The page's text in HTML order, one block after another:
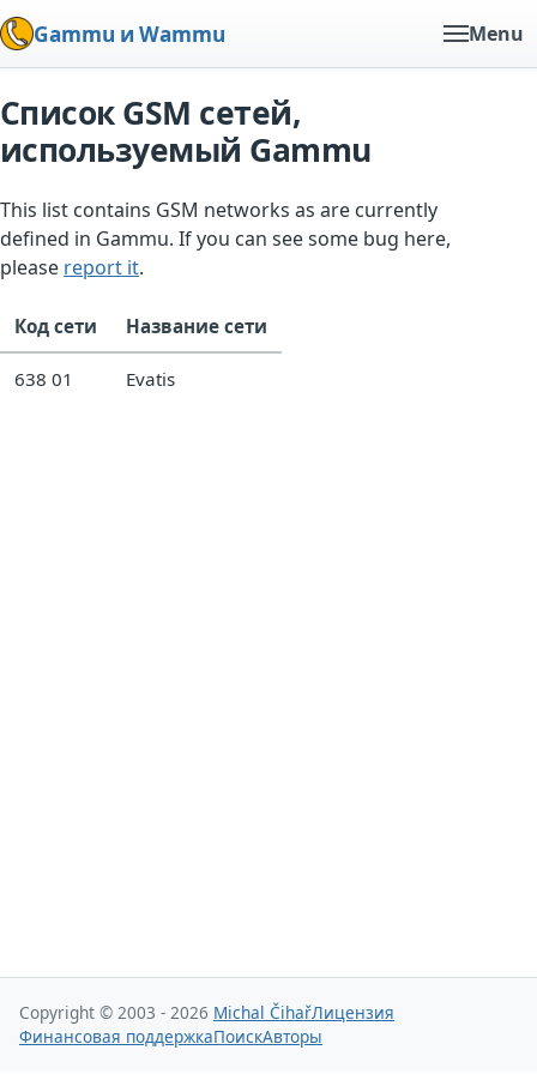
Gammu и Wammu Menu
Список GSM сетей,
используемый Gammu
This list contains GSM networks as are currently
defined in Gammu. If you can see some bug here,
please report it.
Код сети Название сети
638 01 Evatis
Copyright © 2003 - 2026 Michal ČihařЛицензия
Финансовая поддержкаПоискАвторы